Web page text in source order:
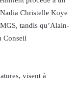
Christelle Koye
tandis qu’Alain-
Conseil
visent à